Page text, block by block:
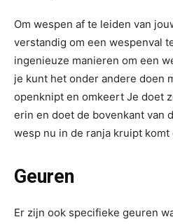
Om wespen af te leiden van
verstandig om een wespenval
ingenieuze manieren om een
je kunt het onder andere doen
openknipt en omkeert Je doet
erin en doet de bovenkant van
wesp nu in de ranja kruipt
Geuren
Er zijn ook specifieke geuren